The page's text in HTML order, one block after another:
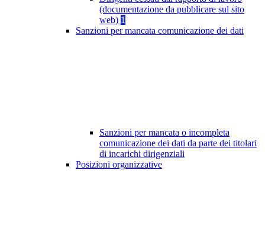
(documentazione da pubblicare sul sito
web) 1
Sanzioni per mancata comunicazione dei dati
Sanzioni per mancata o incompleta
comunicazione dei dati da parte dei titolari
di incarichi dirigenziali
Posizioni organizzative